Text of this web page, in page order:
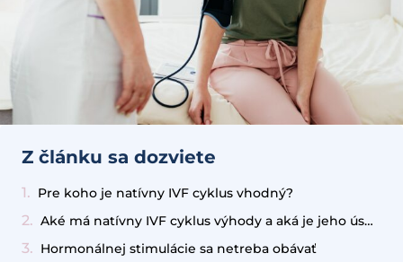
Z článku sa dozviete
Pre koho je natívny IVF cyklus vhodný?
Aké má natívny IVF cyklus výhody a aká je jeho úspešnosť?
Hormonálnej stimulácie sa netreba obávať